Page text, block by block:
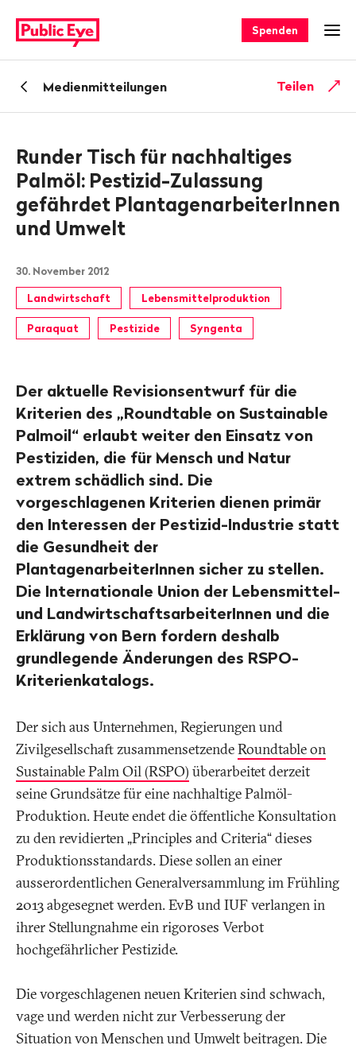
auf
publiceye.ch
Spenden
ZurückMedienmitteilungen Teilen
Runder Tisch für nachhaltiges
Palmöl: Pestizid-Zulassung
gefährdet PlantagenarbeiterInnen
und Umwelt
30. November 2012
Landwirtschaft Lebensmittelproduktion
Paraquat Pestizide Syngenta
Der aktuelle Revisionsentwurf für die
Kriterien des „Roundtable on Sustainable
Palmoil“ erlaubt weiter den Einsatz von
Pestiziden, die für Mensch und Natur
extrem schädlich sind. Die
vorgeschlagenen Kriterien dienen primär
den Interessen der Pestizid-Industrie statt
die Gesundheit der
PlantagenarbeiterInnen sicher zu stellen.
Die Internationale Union der Lebensmittel-
und LandwirtschaftsarbeiterInnen und die
Erklärung von Bern fordern deshalb
grundlegende Änderungen des RSPO-
Kriterienkatalogs.
Der sich aus Unternehmen, Regierungen und
Zivilgesellschaft zusammensetzendeRoundtable on
Sustainable Palm Oil (RSPO) überarbeitet derzeit
seine Grundsätze für eine nachhaltige Palmöl-
Produktion. Heute endet die öffentliche Konsultation
zu den revidierten „Principles and Criteria“ dieses
Produktionsstandards. Diese sollen an einer
ausserordentlichen Generalversammlung im Frühling
2013 abgesegnet werden. EvB und IUF verlangen in
ihrer Stellungnahme ein rigoroses Verbot
hochgefährlicher Pestizide.
Die vorgeschlagenen neuen Kriterien sind schwach,
vage und werden nicht zur Verbesserung der
Situation von Menschen und Umwelt beitragen. Die